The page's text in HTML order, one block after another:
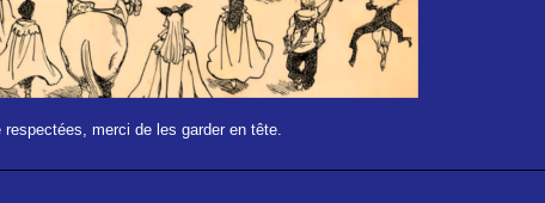
merci de les garder en tête.